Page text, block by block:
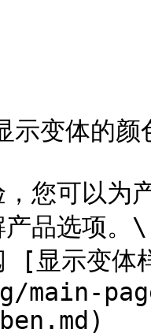
示变体的
您可以为
产品选项。\
[显示
main-